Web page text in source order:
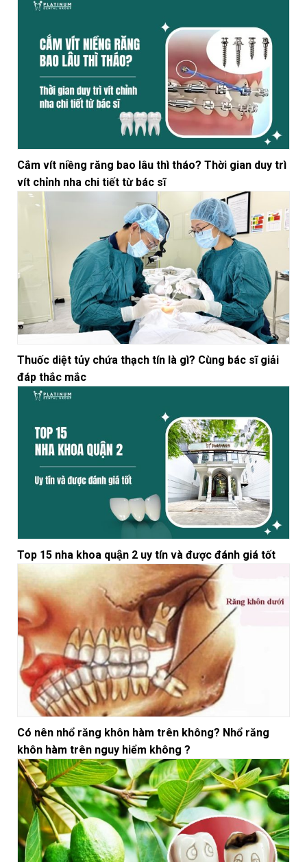
Cắm vít niềng răng bao lâu thì tháo? Thời gian duy trì
vít chỉnh nha chi tiết từ bác sĩ
Thuốc diệt tủy chứa thạch tín là gì? Cùng bác sĩ giải
đáp thắc mắc
Top 15 nha khoa quận 2 uy tín và được đánh giá tốt
Có nên nhổ răng khôn hàm trên không? Nhổ răng
khôn hàm trên nguy hiểm không ?